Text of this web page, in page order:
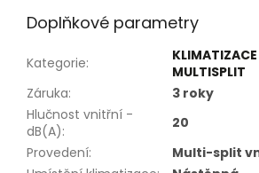
Doplňkové parametry
Kategorie:
MULTISPLIT
Záruka:
3 roky
Hlučnost vnitřní -
dB(A):
20
Provedení:
Multi-split